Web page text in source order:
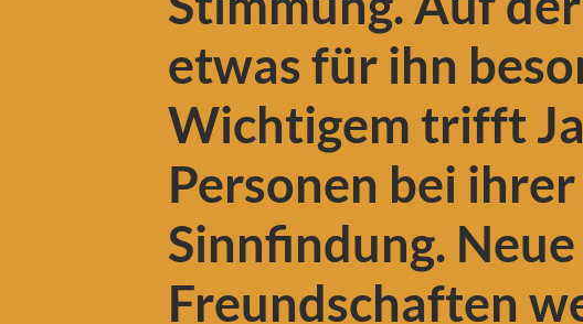
etwas für ihn
Wichtigem trifft
Personen bei
Sinnfindung. Neue
Freundschaften